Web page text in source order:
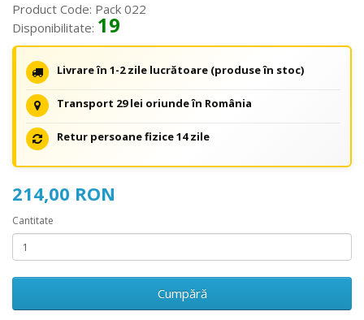
Product Code: Pack 022
Disponibilitate: 19
Livrare în 1-2 zile lucrătoare (produse în stoc)
Transport 29 lei oriunde în România
Retur persoane fizice 14 zile
214,00 RON
Cantitate
Cumpără